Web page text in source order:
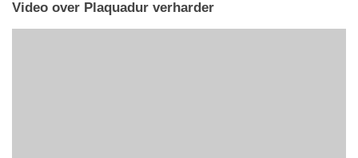
Video over Plaquadur verharder